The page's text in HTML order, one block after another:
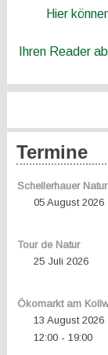
Hier
Ihren Reader
Termine
Schellerhauer
05 August 2026
Tour de Natur
25 Juli 2026
Ökomarkt am
13 August 2026
12:00- 19:00